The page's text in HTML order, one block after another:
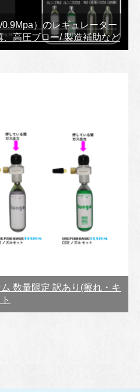
）のレギュレーター
高圧ブロー/ 製造補助など
数量限定 訳あり(擦れ・キ